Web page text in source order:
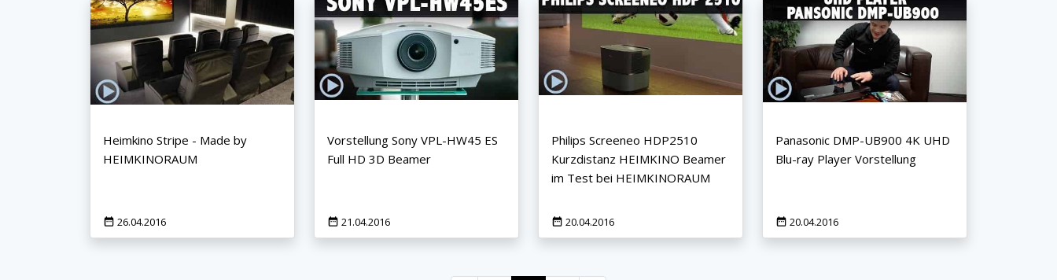
Heimkino Stripe - Made by
HEIMKINORAUM
26.04.2016
Vorstellung Sony VPL-HW45 ES
Full HD 3D Beamer
21.04.2016
Philips Screeneo HDP2510
Kurzdistanz HEIMKINO Beamer
im Test bei HEIMKINORAUM
20.04.2016
Panasonic DMP-UB900 4K UHD
Blu-ray Player Vorstellung
20.04.2016
Jetzt anmelden
Mit der Anmeldung akzeptieren Sie unsere
Datenschutzerklärung
. Sie können sich